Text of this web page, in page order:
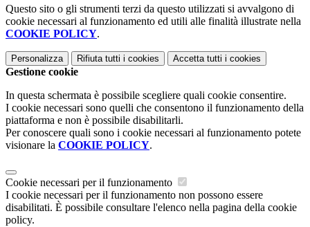
Questo sito o gli strumenti terzi da questo utilizzati si avvalgono di
cookie necessari al funzionamento ed utili alle finalità illustrate nella
COOKIE POLICY.
Personalizza Rifiuta tutti i cookies Accetta tutti i cookies
Gestione cookie
In questa schermata è possibile scegliere quali cookie consentire.
I cookie necessari sono quelli che consentono il funzionamento della
piattaforma e non è possibile disabilitarli.
Per conoscere quali sono i cookie necessari al funzionamento potete
visionare la COOKIE POLICY.
Cookie necessari per il funzionamento
I cookie necessari per il funzionamento non possono essere
disabilitati. È possibile consultare l'elenco nella pagina della cookie
policy.